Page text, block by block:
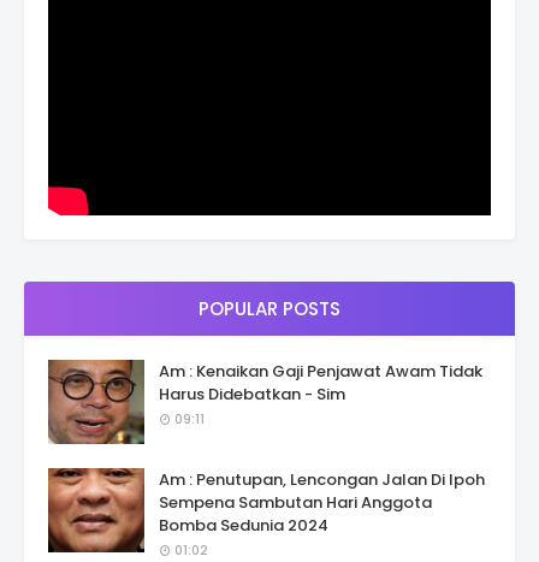
POPULAR POSTS
Am : Kenaikan Gaji Penjawat Awam Tidak
Harus Didebatkan - Sim
09:11
Am : Penutupan, Lencongan Jalan Di Ipoh
Sempena Sambutan Hari Anggota
Bomba Sedunia 2024
01:02